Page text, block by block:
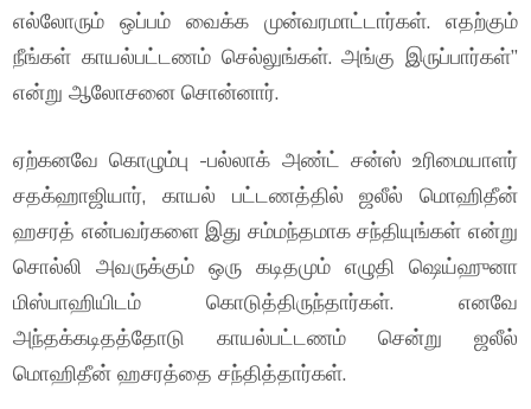
எல்லோரும் ஒப்பம் வைக்க முன்வரமாட்டார்கள். எதற்கும்
நீங்கள் காயல்பட்டணம் செல்லுங்கள். அங்கு இருப்பார்கள்”
என்று ஆலோசனை சொன்னார்.
ஏற்கனவே கொழும்பு -பல்லாக் அண்ட் சன்ஸ் உரிமையாளர்
சதக்ஹாஜியார், காயல் பட்டணத்தில் ஜலீல் மொஹிதீன்
ஹசரத் என்பவர்களை இது சம்மந்தமாக சந்தியுங்கள் என்று
சொல்லி அவருக்கும் ஒரு கடிதமும் எழுதி ஷெய்ஹுனா
மிஸ்பாஹியிடம் கொடுத்திருந்தார்கள். எனவே
அந்தக்கடிதத்தோடு காயல்பட்டணம் சென்று ஜலீல்
மொஹிதீன் ஹசரத்தை சந்தித்தார்கள்.